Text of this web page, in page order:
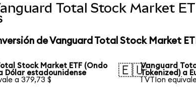
Total Stock Market
de Vanguard Total Stock Market
Stock Market ETF (Ondo
Dólar estadounidense
a 379,73 $
🇪🇺Vanguard
Tokenized) a
1 VTIon